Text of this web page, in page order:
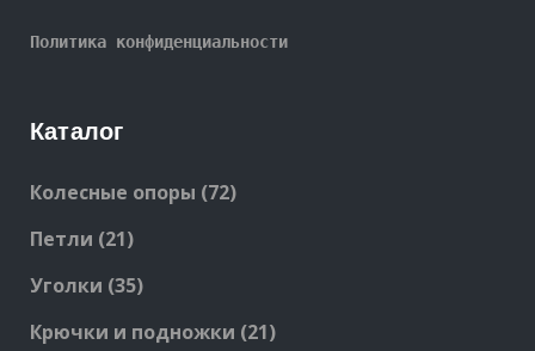
Политика конфиденциальности
Каталог
Колесные опоры 7272
Петли 2121
Уголки 3535
Крючки и подножки 2121